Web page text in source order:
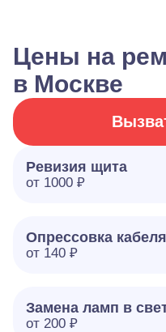
Цены на
в Москве
Ревизия щита
от 1000 ₽
Опрессовка кабеля
от 140 ₽
Замена ламп в
от 200 ₽